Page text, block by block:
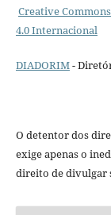
Creative
4.0 Internacional
DIADORIM-
O detentor dos
exige apenas o
direito de divulgar